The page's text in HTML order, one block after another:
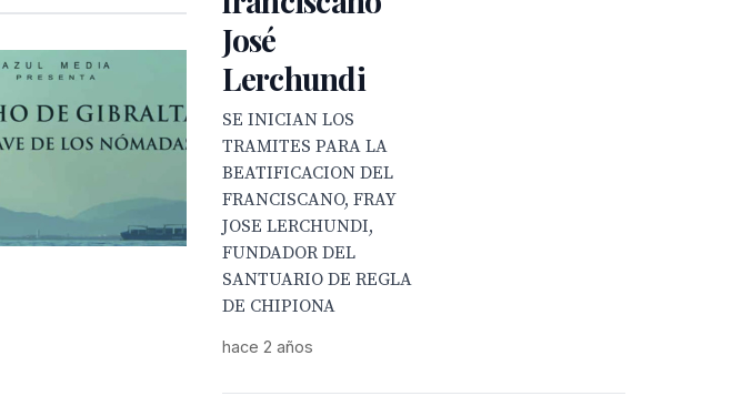
José
Lerchundi
SE INICIAN LOS
TRAMITES PARA LA
BEATIFICACION DEL
FRANCISCANO, FRAY
JOSE LERCHUNDI,
FUNDADOR DEL
SANTUARIO DE REGLA
DE CHIPIONA
hace 2 años